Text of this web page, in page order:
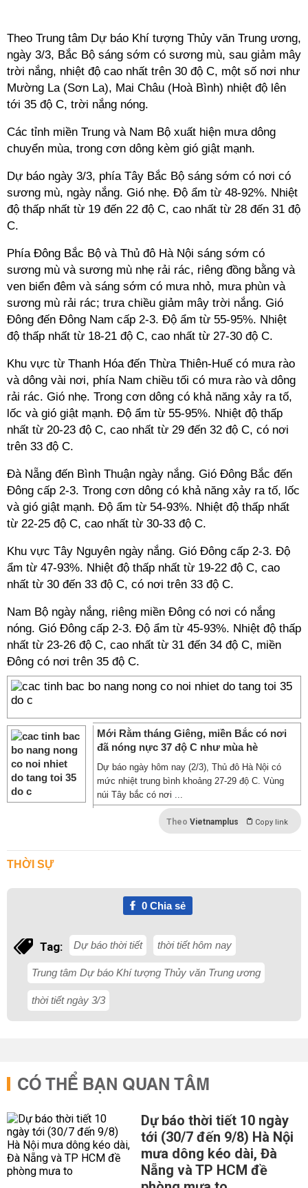
Theo Trung tâm Dự báo Khí tượng Thủy văn Trung ương,
ngày 3/3, Bắc Bộ sáng sớm có sương mù, sau giảm mây
trời nắng, nhiệt độ cao nhất trên 30 độ C, một số nơi như
Mường La (Sơn La), Mai Châu (Hoà Bình) nhiệt độ lên
tới 35 độ C, trời nắng nóng.
Các tỉnh miền Trung và Nam Bộ xuất hiện mưa dông
chuyển mùa, trong cơn dông kèm gió giật mạnh.
Dự báo ngày 3/3, phía Tây Bắc Bộ sáng sớm có nơi có
sương mù, ngày nắng. Gió nhẹ. Độ ẩm từ 48-92%. Nhiệt
độ thấp nhất từ 19 đến 22 độ C, cao nhất từ 28 đến 31 độ
C.
Phía Đông Bắc Bộ và Thủ đô Hà Nội sáng sớm có
sương mù và sương mù nhẹ rải rác, riêng đồng bằng và
ven biển đêm và sáng sớm có mưa nhỏ, mưa phùn và
sương mù rải rác; trưa chiều giảm mây trời nắng. Gió
Đông đến Đông Nam cấp 2-3. Độ ẩm từ 55-95%. Nhiệt
độ thấp nhất từ 18-21 độ C, cao nhất từ 27-30 độ C.
Khu vực từ Thanh Hóa đến Thừa Thiên-Huế có mưa rào
và dông vài nơi, phía Nam chiều tối có mưa rào và dông
rải rác. Gió nhẹ. Trong cơn dông có khả năng xảy ra tố,
lốc và gió giật mạnh. Độ ẩm từ 55-95%. Nhiệt độ thấp
nhất từ 20-23 độ C, cao nhất từ 29 đến 32 độ C, có nơi
trên 33 độ C.
Đà Nẵng đến Bình Thuận ngày nắng. Gió Đông Bắc đến
Đông cấp 2-3. Trong cơn dông có khả năng xảy ra tố, lốc
và gió giật mạnh. Độ ẩm từ 54-93%. Nhiệt độ thấp nhất
từ 22-25 độ C, cao nhất từ 30-33 độ C.
Khu vực Tây Nguyên ngày nắng. Gió Đông cấp 2-3. Độ
ẩm từ 47-93%. Nhiệt độ thấp nhất từ 19-22 độ C, cao
nhất từ 30 đến 33 độ C, có nơi trên 33 độ C.
Nam Bộ ngày nắng, riêng miền Đông có nơi có nắng
nóng. Gió Đông cấp 2-3. Độ ẩm từ 45-93%. Nhiệt độ thấp
nhất từ 23-26 độ C, cao nhất từ 31 đến 34 độ C, miền
Đông có nơi trên 35 độ C.
Mới Rằm tháng Giêng, miền Bắc có nơi
đã nóng nực 37 độ C như mùa hè
Dự báo ngày hôm nay (2/3), Thủ đô Hà Nội có
mức nhiệt trung bình khoảng 27-29 độ C. Vùng
núi Tây bắc có nơi ...
Theo Vietnamplus Copy link
THỜI SỰ
0Chia sẻ
Tag: Dự báo thời tiết thời tiết hôm nay
Trung tâm Dự báo Khí tượng Thủy văn Trung ương
thời tiết ngày 3/3
CÓ THỂ BẠN QUAN TÂM
Dự báo thời tiết 10 ngày
tới (30/7 đến 9/8) Hà Nội
mưa dông kéo dài, Đà
Nẵng và TP HCM đề